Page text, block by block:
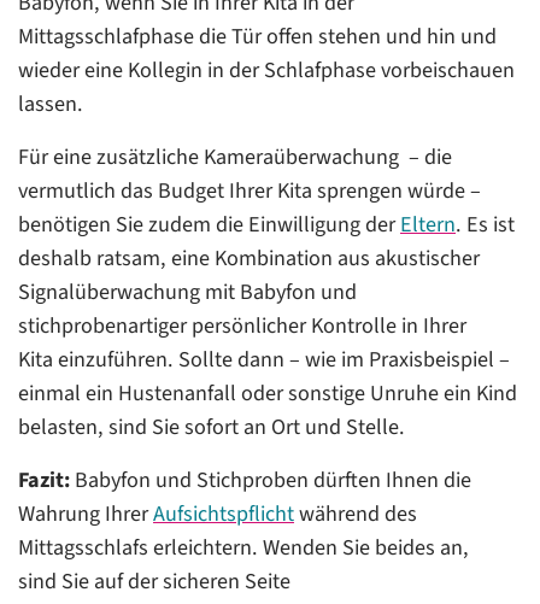
Mittagsschlafphase die Tür offen stehen und hin und
wieder eine Kollegin in der Schlafphase vorbeischauen
lassen.
Für eine zusätzliche Kameraüberwachung – die
vermutlich das Budget Ihrer Kita sprengen würde –
benötigen Sie zudem die Einwilligung derEltern. Es ist
deshalb ratsam, eine Kombination aus akustischer
Signalüberwachung mit Babyfon und
stichprobenartiger persönlicher Kontrolle in Ihrer
Kita einzuführen. Sollte dann – wie im Praxisbeispiel –
einmal ein Hustenanfall oder sonstige Unruhe ein Kind
belasten, sind Sie sofort an Ort und Stelle.
Fazit:Babyfon und Stichproben dürften Ihnen die
Wahrung IhrerAufsichtspflichtwährend des
Mittagsschlafs erleichtern. Wenden Sie beides an,
sind Sie auf der sicheren Seite